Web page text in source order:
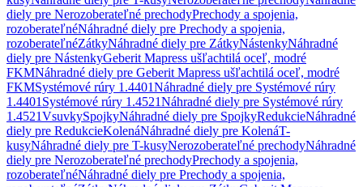
diely pre Nerozoberateľné prechodyPrechody a spojenia,
rozoberateľnéNáhradné diely pre Prechody a spojenia,
rozoberateľnéZátkyNáhradné diely pre ZátkyNástenkyNáhradné
diely pre NástenkyGeberit Mapress ušľachtilá oceľ, modré
FKMNáhradné diely pre Geberit Mapress ušľachtilá oceľ, modré
FKMSystémové rúry 1.4401Náhradné diely pre Systémové rúry
1.4401 Systémové rúry 1.4521Náhradné diely pre Systémové rúry
1.4521VsuvkySpojkyNáhradné diely pre SpojkyRedukcieNáhradné
diely pre RedukcieKolenáNáhradné diely pre KolenáT-
kusyNáhradné diely pre T-kusyNerozoberateľné prechodyNáhradné
diely pre Nerozoberateľné prechodyPrechody a spojenia,
rozoberateľnéNáhradné diely pre Prechody a spojenia,